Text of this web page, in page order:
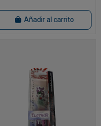
Añadir al carrito